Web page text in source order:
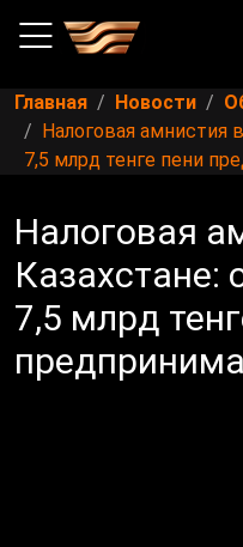
Главная Новости
Налоговая амнистия
7,5 млрд тенге пени
Налоговая
Казахстане:
7,5 млрд